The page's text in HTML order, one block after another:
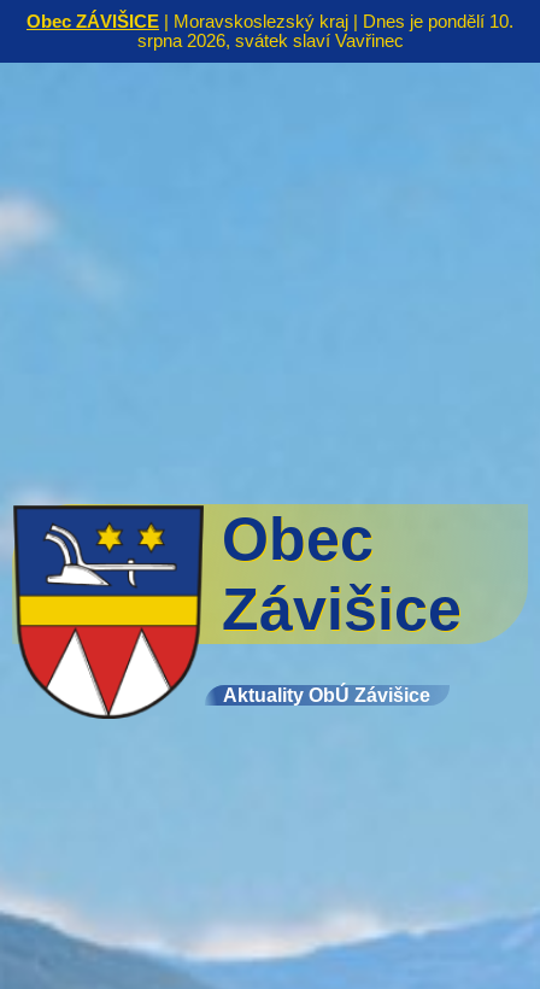
Obec ZÁVIŠICE | Moravskoslezský kraj | Dnes je pondělí 10.
srpna 2026, svátek slaví Vavřinec
Obec
Závišice
Aktuality ObÚ Závišice